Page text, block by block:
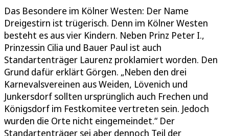
Das Besondere im Kölner Westen: Der Name
Dreigestirn ist trügerisch. Denn im Kölner Westen
besteht es aus vier Kindern. Neben Prinz Peter I.,
Prinzessin Cilia und Bauer Paul ist auch
Standartenträger Laurenz proklamiert worden. Den
Grund dafür erklärt Görgen. „Neben den drei
Karnevalsvereinen aus Weiden, Lövenich und
Junkersdorf sollten ursprünglich auch Frechen und
Königsdorf im Festkomitee vertreten sein. Jedoch
wurden die Orte nicht eingemeindet.“ Der
Standartenträger sei aber dennoch Teil der